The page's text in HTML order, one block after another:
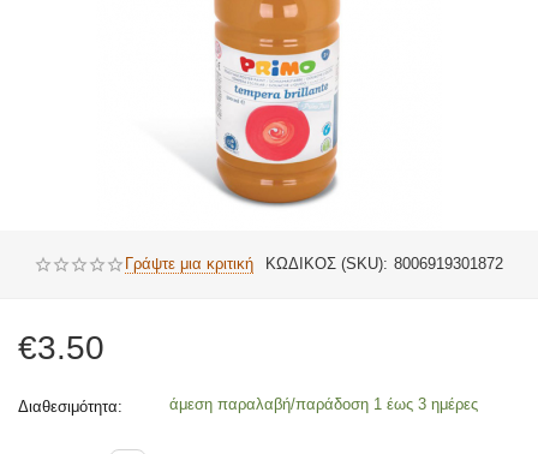
Γράψτε μια κριτική ΚΩΔΙΚΟΣ (SKU): 8006919301872
€3.50
Διαθεσιμότητα: άμεση παραλαβή/παράδοση 1 έως 3 ημέρες